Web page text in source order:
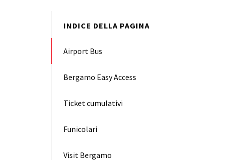
INDICE DELLA PAGINA
Airport Bus
Bergamo Easy Access
Ticket cumulativi
Funicolari
Visit Bergamo